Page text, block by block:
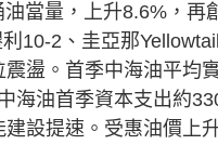
當量，上升8.6%，再
10-2、圭亞那
震盪。首季中海油平均
海油首季資本支出約
建設提速。受惠油價上